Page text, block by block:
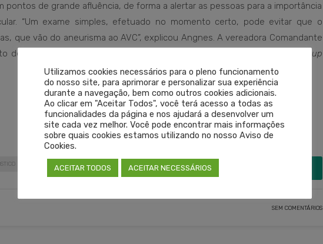
de grande afluência, de forma a alertar as pessoas para a importância
“Um exame simples, efetuado no momento certo, pode evitar que o
que vão do aneurisma ao AVC”, explicou Angnes. A vereadora Comandante
de Lei propondo a inclusão da
Semana de Conscientização para o Checkup
SEM COMENTÁRIOS
Utilizamos cookies necessários para o pleno funcionamento
do nosso site, para aprimorar e personalizar sua experiência
durante a navegação, bem como outros cookies adicionais.
Ao clicar em "Aceitar Todos", você terá acesso a todas as
funcionalidades da página e nos ajudará a desenvolver um
site cada vez melhor. Você pode encontrar mais informações
sobre quais cookies estamos utilizando no nosso Aviso de
Cookies.
ACEITAR TODOS ACEITAR NECESSÁRIOS